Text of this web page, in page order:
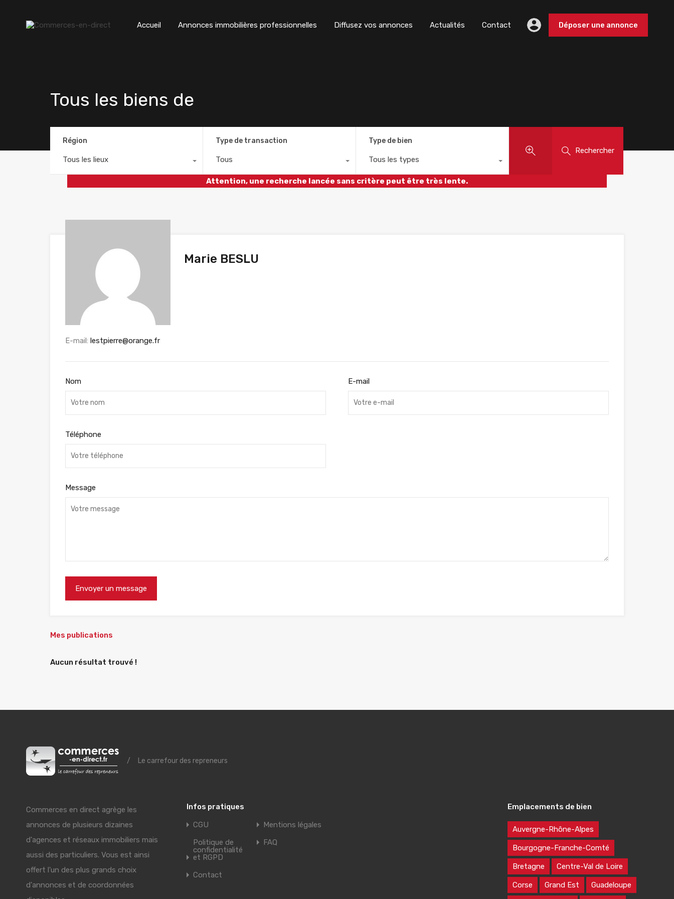
Accueil Annonces immobilières professionnelles Diffusez vos annonces Actualités Contact Déposer une annonce
Tous les biens de
Région
Tous les lieux
Type de transaction
Tous
Type de bien
Tous les types
Rechercher
Attention, une recherche lancée sans critère peut être très lente.
Marie BESLU
E-mail: lestpierre@orange.fr
Nom E-mail
Téléphone
Message
Mes publications
Aucun résultat trouvé !
/ Le carrefour des repreneurs
Commerces en direct agrège les
annonces de plusieurs dizaines
d'agences et réseaux immobiliers mais
aussi des particuliers. Vous est ainsi
offert l'un des plus grands choix
d'annonces et de coordonnées
Infos pratiques
CGU
Mentions légales
Politique de
confidentialité
et RGPD
FAQ
Contact
Emplacements de bien
Auvergne-Rhône-Alpes
Bourgogne-Franche-Comté
Bretagne Centre-Val de Loire
Corse Grand Est Guadeloupe